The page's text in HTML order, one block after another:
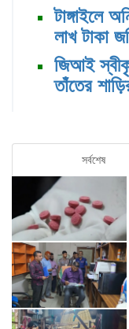
টাঙ্গাইলে
লাখ টাকা
জিআই
তাঁতের
সর্বশেষ